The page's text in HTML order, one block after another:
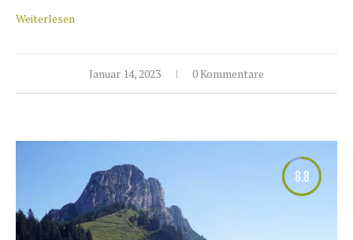
Weiterlesen
Januar 14, 2023 0 Kommentare
8.8